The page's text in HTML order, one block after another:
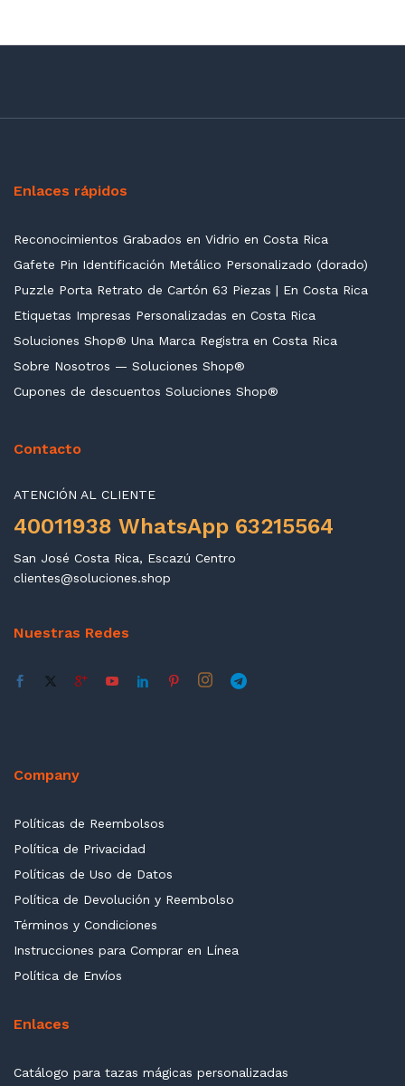
Enlaces rápidos
Reconocimientos Grabados en Vidrio en Costa Rica
Gafete Pin Identificación Metálico Personalizado (dorado)
Puzzle Porta Retrato de Cartón 63 Piezas | En Costa Rica
Etiquetas Impresas Personalizadas en Costa Rica
Soluciones Shop® Una Marca Registra en Costa Rica
Sobre Nosotros — Soluciones Shop®
Cupones de descuentos Soluciones Shop®
Contacto
ATENCIÓN AL CLIENTE
40011938 WhatsApp 63215564
San José Costa Rica, Escazú Centro
clientes@soluciones.shop
Nuestras Redes
Company
Políticas de Reembolsos
Política de Privacidad
Políticas de Uso de Datos
Política de Devolución y Reembolso
Términos y Condiciones
Instrucciones para Comprar en Línea
Política de Envíos
Enlaces
Catálogo para tazas mágicas personalizadas